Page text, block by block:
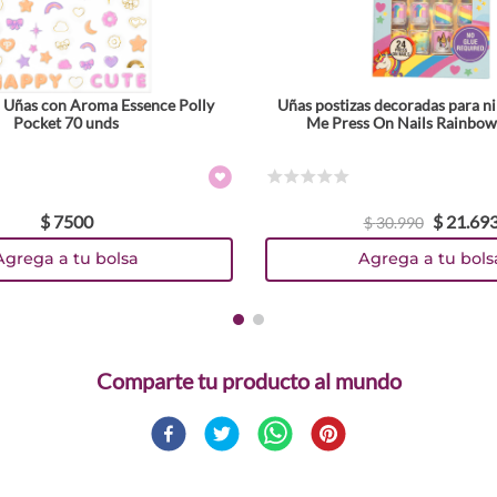
con Aroma Essence Polly
Pocket 70 unds
$ 7500
a tu bolsa
Uñas postizas decoradas para
Me Press On Nails
$30.990 $ 21.
Agrega a tu
Comparte